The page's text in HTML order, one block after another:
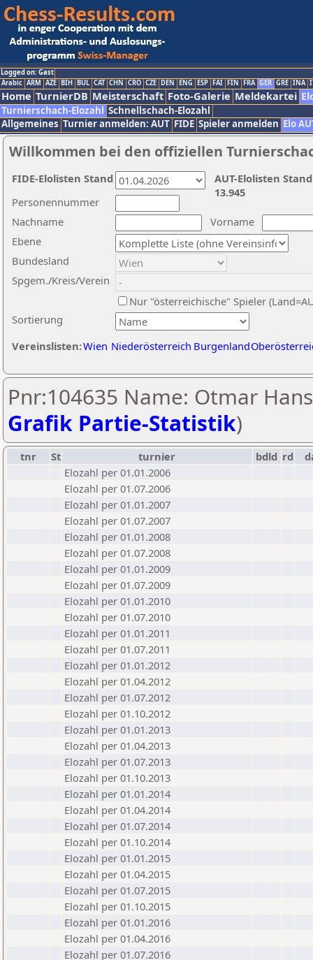
Logged on: Gast
Arabic ARM AZE BIH BUL CAT CHN CRO CZE DEN ENG ESP FAI FIN FRA GER GRE INA
Home TurnierDB Meisterschaft Foto-Galerie Meldekartei
Turnierschach-Elozahl Schnellschach-Elozahl
Allgemeines Turnier anmelden: AUT FIDE Spieler anmelden Elo
Willkommen bei den offiziellen
Nachname
Vorname
Ebene
Sortierung
Personennummer
Bundesland
Spgem./Kreis/Verein
Nur "österreichische" Spieler
Vereinslisten:Wien Niederösterreich Burgenland
AUT-Elolisten
13.945
FIDE-Elolisten Stand
Pnr:104635 Name: Otmar
Grafik Partie-Statistik)
tnr St turnier bdld rd
Elozahl per 01.01.2006
Elozahl per 01.07.2006
Elozahl per 01.01.2007
Elozahl per 01.07.2007
Elozahl per 01.01.2008
Elozahl per 01.07.2008
Elozahl per 01.01.2009
Elozahl per 01.07.2009
Elozahl per 01.01.2010
Elozahl per 01.07.2010
Elozahl per 01.01.2011
Elozahl per 01.07.2011
Elozahl per 01.01.2012
Elozahl per 01.04.2012
Elozahl per 01.07.2012
Elozahl per 01.10.2012
Elozahl per 01.01.2013
Elozahl per 01.04.2013
Elozahl per 01.07.2013
Elozahl per 01.10.2013
Elozahl per 01.01.2014
Elozahl per 01.04.2014
Elozahl per 01.07.2014
Elozahl per 01.10.2014
Elozahl per 01.01.2015
Elozahl per 01.04.2015
Elozahl per 01.07.2015
Elozahl per 01.10.2015
Elozahl per 01.01.2016
Elozahl per 01.04.2016
Elozahl per 01.07.2016